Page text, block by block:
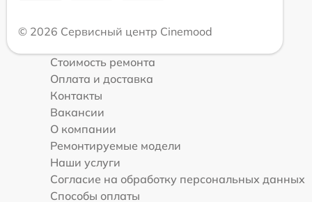
© 2026 Сервисный центр Cinemood
Стоимость ремонта
Оплата и доставка
Контакты
Вакансии
О компании
Ремонтируемые модели
Наши услуги
Согласие на обработку персональных данных
Способы оплаты